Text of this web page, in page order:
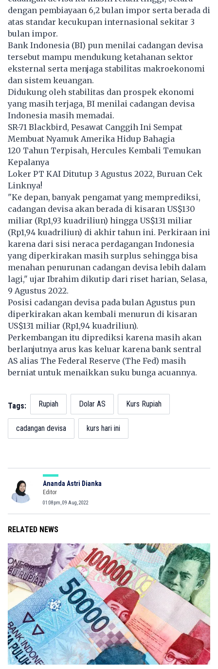
dengan pembiayaan 6,2 bulan impor serta berada di
atas standar kecukupan internasional sekitar 3
bulan impor.
Bank Indonesia (BI) pun menilai cadangan devisa
tersebut mampu mendukung ketahanan sektor
eksternal serta menjaga stabilitas makroekonomi
dan sistem keuangan.
Didukung oleh stabilitas dan prospek ekonomi
yang masih terjaga, BI menilai cadangan devisa
Indonesia masih memadai.
SR-71 Blackbird, Pesawat Canggih Ini Sempat
Membuat Nyamuk Amerika Hidup Bahagia
120 Tahun Terpisah, Hercules Kembali Temukan
Kepalanya
Loker PT KAI Ditutup 3 Agustus 2022, Buruan Cek
Linknya!
"Ke depan, banyak pengamat yang memprediksi,
cadangan devisa akan berada di kisaran US$130
miliar (Rp1,93 kuadriliun) hingga US$131 miliar
(Rp1,94 kuadriliun) di akhir tahun ini. Perkiraan ini
karena dari sisi neraca perdagangan Indonesia
yang diperkirakan masih surplus sehingga bisa
menahan penurunan cadangan devisa lebih dalam
lagi," ujar Ibrahim dikutip dari riset harian, Selasa,
9 Agustus 2022.
Posisi cadangan devisa pada bulan Agustus pun
diperkirakan akan kembali menurun di kisaran
US$131 miliar (Rp1,94 kuadriliun).
Perkembangan itu diprediksi karena masih akan
berlanjutnya arus kas keluar karena bank sentral
AS alias The Federal Reserve (The Fed) masih
berniat untuk menaikkan suku bunga acuannya.
Tags: Rupiah Dolar AS Kurs Rupiah
cadangan devisa kurs hari ini
Ananda Astri Dianka
Editor
01:08pm, 09 Aug, 2022
RELATED NEWS